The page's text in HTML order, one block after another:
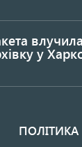
у
ПОЛІТИКА